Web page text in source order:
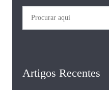
Artigos Recentes